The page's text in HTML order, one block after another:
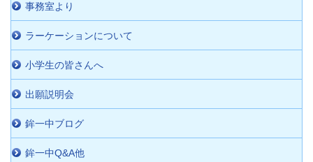
事務室より
ラーケーションについて
小学生の皆さんへ
出願説明会
鉾一中ブログ
鉾一中Q&A他